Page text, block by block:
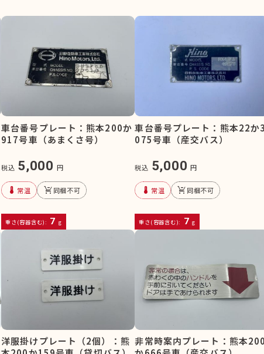
車台番号プレート：熊本200か
917号車（あまくさ号）
税込 5,000 円
device_thermostat 常温 remove_shopping_cart同梱不可
重さ(容器含む): 7 g
車台番号プレート：熊本22か3
075号車（産交バス）
税込 5,000 円
device_thermostat 常温 remove_shopping_cart同梱不可
重さ(容器含む): 7 g
洋服掛けプレート（2個）：熊 非常時案内プレート：熊本200